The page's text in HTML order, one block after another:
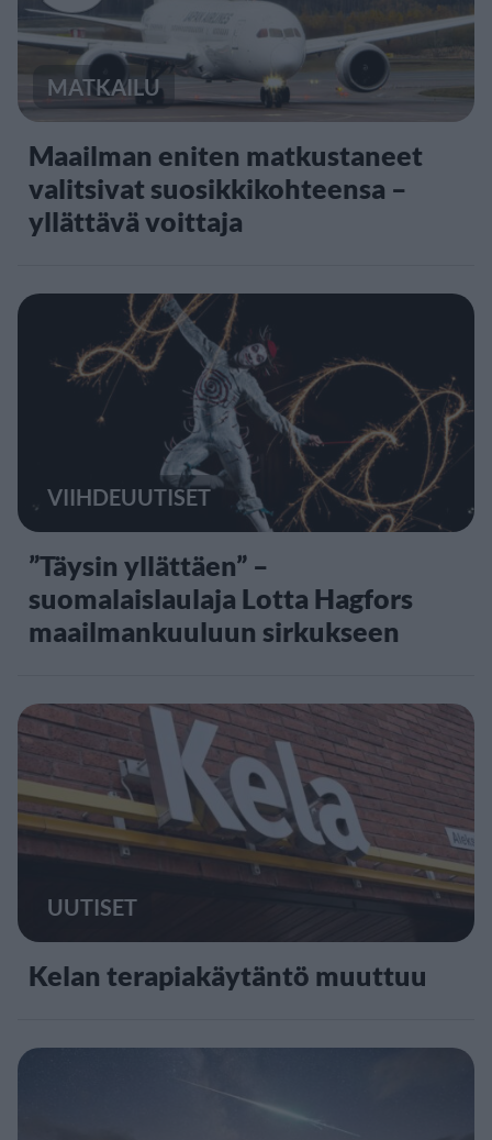
MATKAILU
Maailman eniten matkustaneet
valitsivat suosikkikohteensa –
yllättävä voittaja
VIIHDEUUTISET
”Täysin yllättäen” –
suomalaislaulaja Lotta Hagfors
maailmankuuluun sirkukseen
UUTISET
Kelan terapiakäytäntö muuttuu